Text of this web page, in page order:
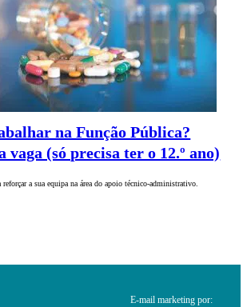
na Função Pública?
vaga (só precisa ter o 12.º ano)
reforçar a sua equipa na área do apoio técnico-administrativo.
E-mail marketing por: